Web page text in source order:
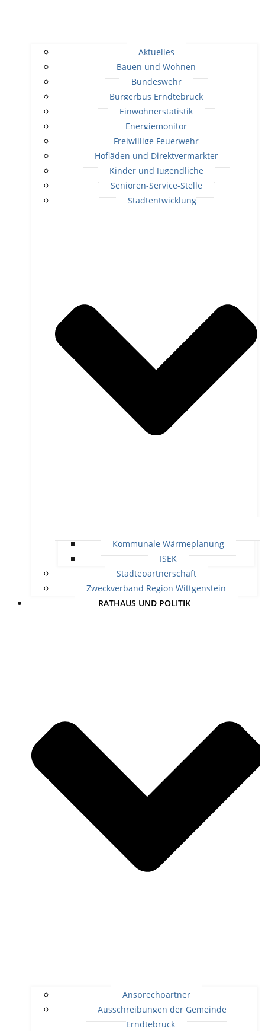
Aktuelles
Bauen und Wohnen
Bundeswehr
Bürgerbus Erndtebrück
Einwohnerstatistik
Energiemonitor
Freiwillige Feuerwehr
Hofläden und Direktvermarkter
Kinder und Jugendliche
Senioren-Service-Stelle
Stadtentwicklung
Kommunale Wärmeplanung
ISEK
Städtepartnerschaft
Zweckverband Region Wittgenstein
RATHAUS UND POLITIK
Ansprechpartner
Ausschreibungen der Gemeinde
Erndtebrück